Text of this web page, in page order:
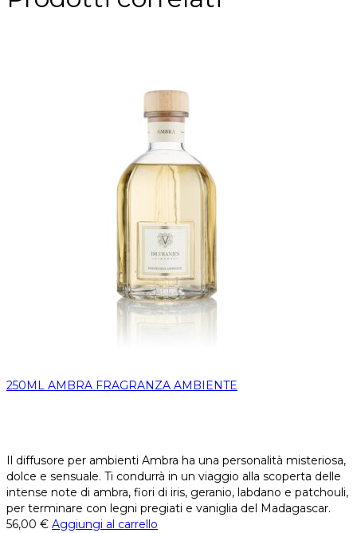
250ML AMBRA FRAGRANZA AMBIENTE
Il diffusore per ambienti Ambra ha una personalità misteriosa,
dolce e sensuale. Ti condurrà in un viaggio alla scoperta delle
intense note di ambra, fiori di iris, geranio, labdano e patchouli,
per terminare con legni pregiati e vaniglia del Madagascar.
56,00 € Aggiungi al carrello